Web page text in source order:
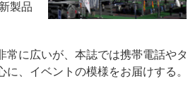
製品
に広いが、本誌では携帯電話やタ
、イベントの模様をお届けする。